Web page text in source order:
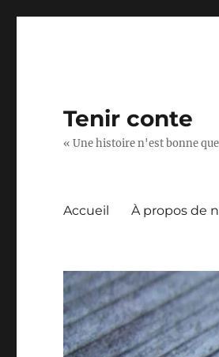
Tenir conte
« Une histoire n'est bonne
Accueil À propos de